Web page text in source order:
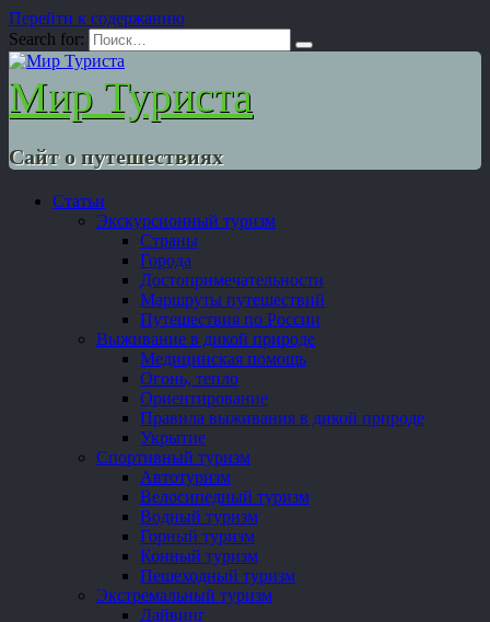
Перейти к содержанию
Search for:
Мир Туриста
Сайт о путешествиях
Статьи
Экскурсионный туризм
Страны
Города
Достопримечательности
Маршруты путешествий
Путешествия по России
Выживание в дикой природе
Медицинская помощь
Огонь, тепло
Ориентирование
Правила выживания в дикой природе
Укрытие
Спортивный туризм
Автотуризм
Велосипедный туризм
Водный туризм
Горный туризм
Конный туризм
Пешеходный туризм
Экстремальный туризм
Дайвинг